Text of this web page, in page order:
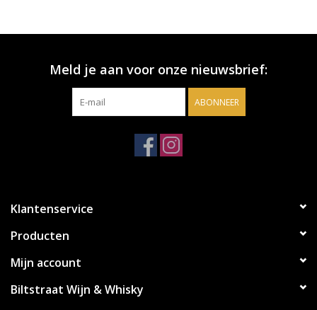
Meld je aan voor onze nieuwsbrief:
ABONNEER
Klantenservice
Producten
Mijn account
Biltstraat Wijn & Whisky